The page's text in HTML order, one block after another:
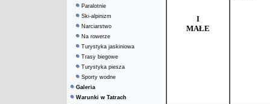
Paralotnie
Ski-alpinizm
Narciarstwo
Na rowerze
Turystyka jaskiniowa
Trasy biegowe
Turystyka piesza
Sporty wodne
Galeria
Warunki w Tatrach
I
MAŁE